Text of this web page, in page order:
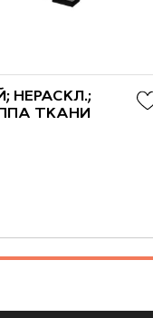
НЕРАСКЛ.;
ТКАНИ